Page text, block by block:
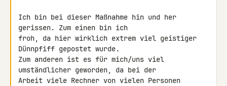
Ich bin bei dieser Maßnahme hin und her
gerissen. Zum einen bin ich
froh, da hier wirklich extrem viel geistiger
Dünnpfiff gepostet wurde.
Zum anderen ist es für mich/uns viel
umständlicher geworden, da bei der
Arbeit viele Rechner von vielen Personen